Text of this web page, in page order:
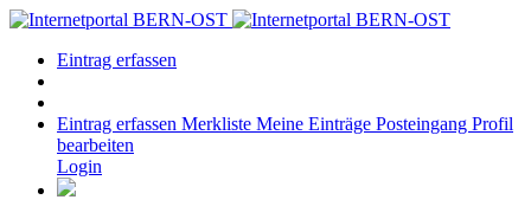
Eintrag erfassen
Eintrag erfassen Merkliste Meine Einträge Posteingang Profil
bearbeiten
Login